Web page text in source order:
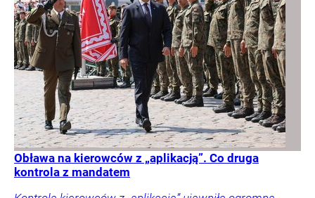
Obława na kierowców z „aplikacją”. Co druga
kontrola z mandatem